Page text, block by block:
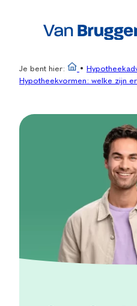
Je bent hier: •
Hypotheekvormen: welke zijn